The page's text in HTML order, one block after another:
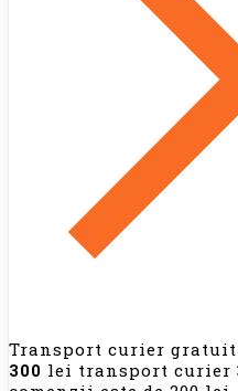
Transport curier
300 lei transport curier